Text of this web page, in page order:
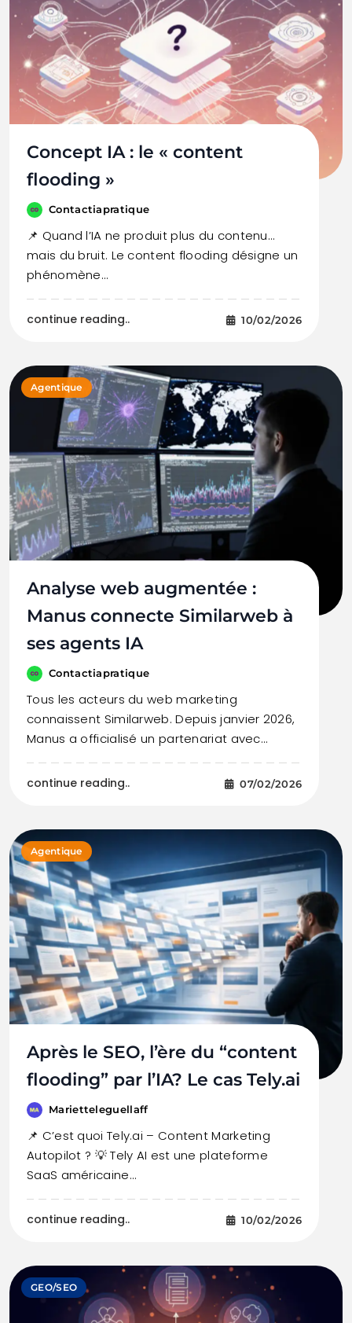
Concept IA : le « content
flooding »
Contactiapratique
📌 Quand l’IA ne produit plus du contenu…
mais du bruit. Le content flooding désigne un
phénomène…
continue reading.. 10/02/2026
Agentique
Analyse web augmentée :
Manus connecte Similarweb à
ses agents IA
Contactiapratique
Tous les acteurs du web marketing
connaissent Similarweb. Depuis janvier 2026,
Manus a officialisé un partenariat avec…
continue reading.. 07/02/2026
Agentique
Après le SEO, l’ère du “content
flooding” par l’IA? Le cas Tely.ai
Marietteleguellaff
📌 C’est quoi Tely.ai – Content Marketing
Autopilot ? 💡 Tely AI est une plateforme
SaaS américaine…
continue reading.. 10/02/2026
GEO/SEO